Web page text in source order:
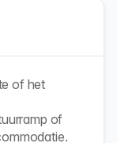
of het
of